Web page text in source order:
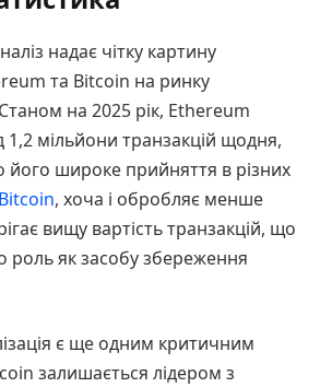
надає чітку картину
та Bitcoin на ринку
на 2025 рік, Ethereum
мільйони транзакцій щодня,
його широке прийняття в різних
Bitcoin, хоча і обробляє менше
вищу вартість транзакцій, що
роль як засобу збереження
є ще одним критичним
залишається лідером з